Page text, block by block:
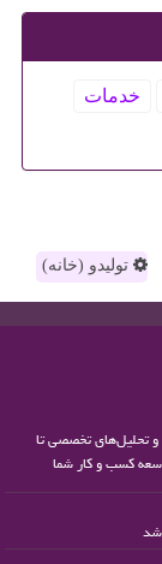
خدمات
تولیدو (خانه)
و تحلیل‌های تخصصی تا
کسب و کار شما